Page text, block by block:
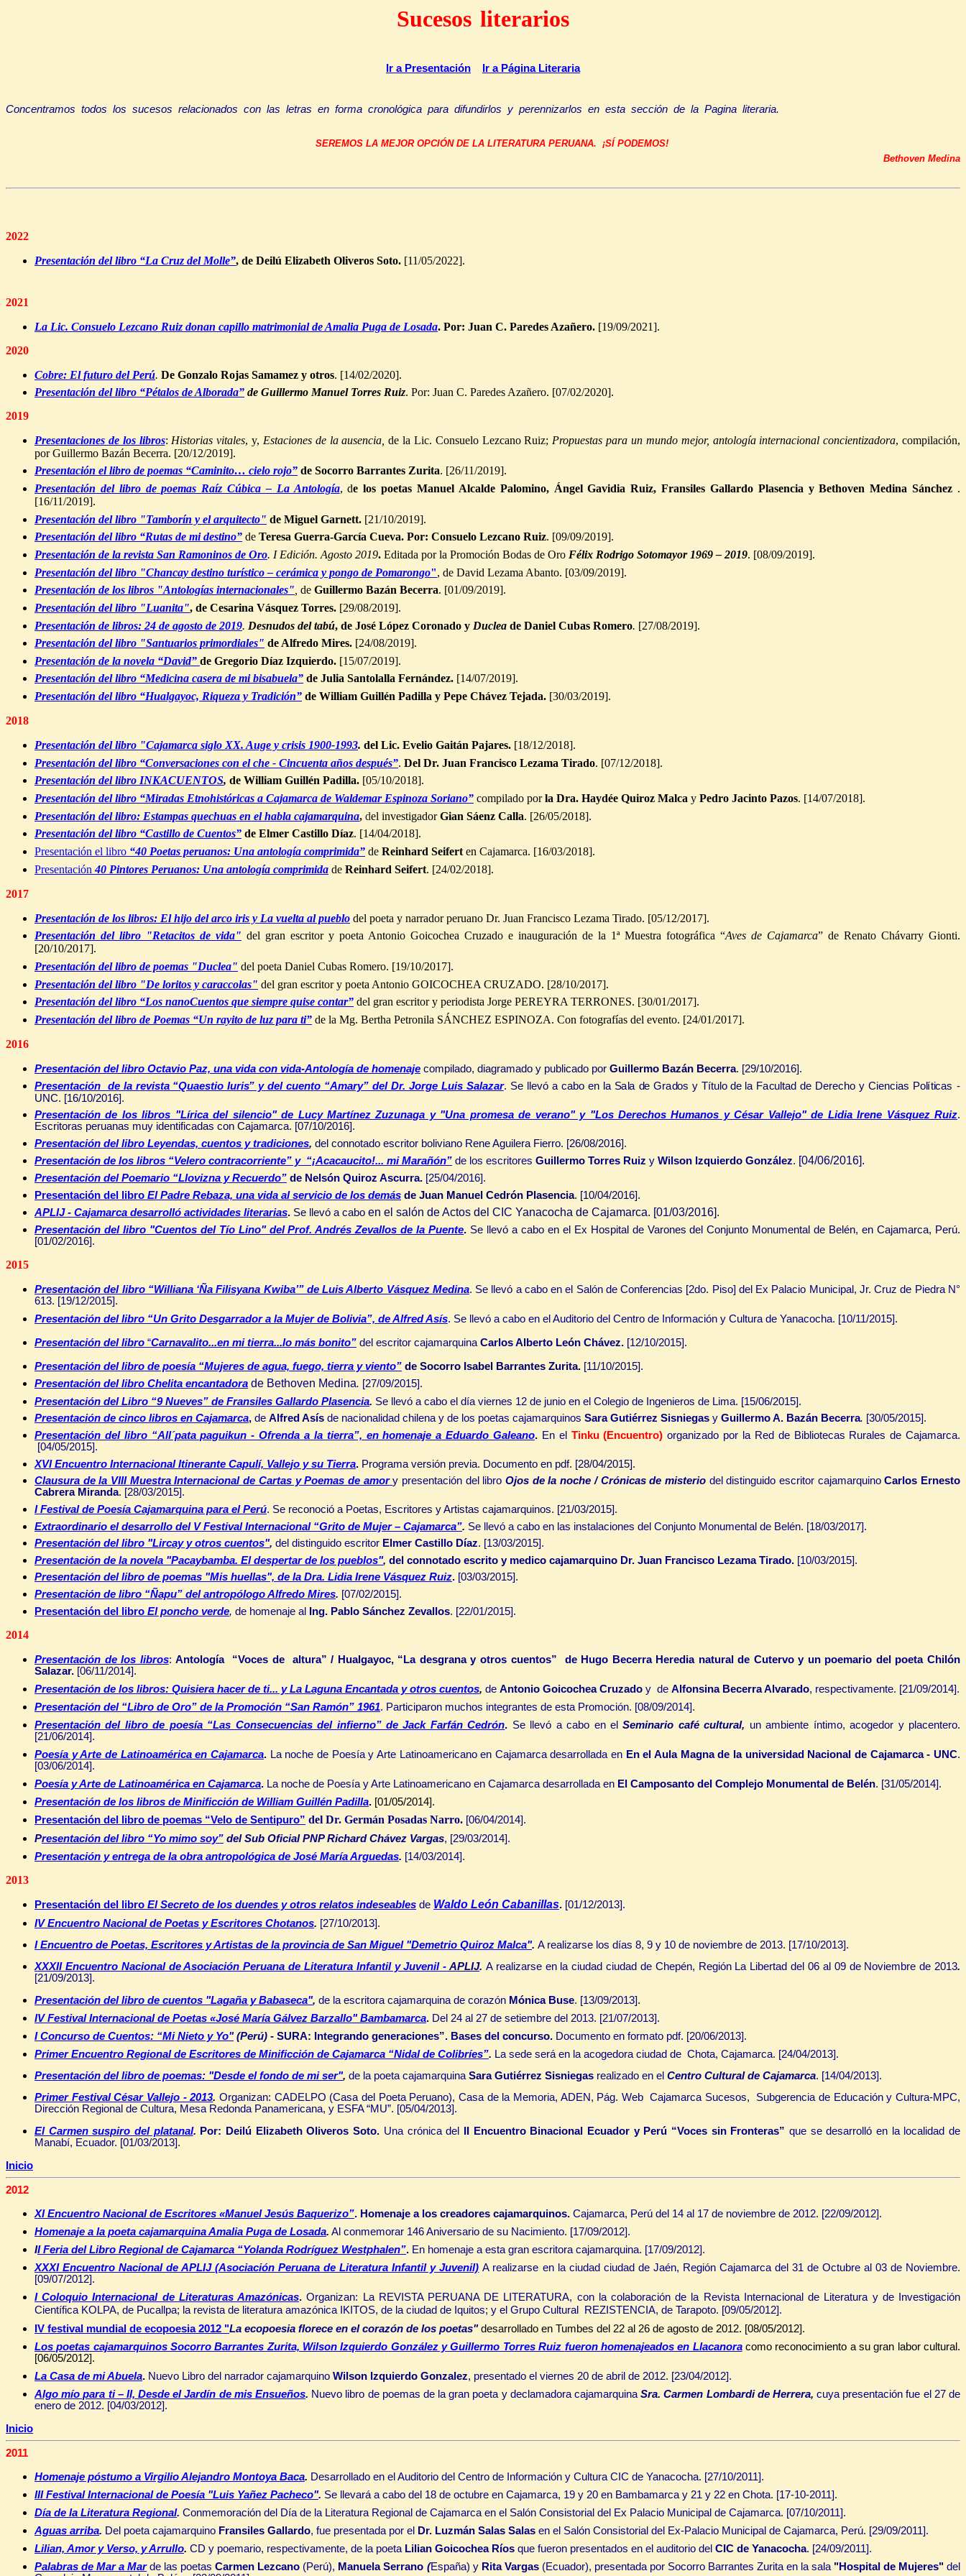
Sucesos literarios
Ir a Presentación Ir a Página Literaria
Concentramos todos los sucesos relacionados con las letras en forma cronológica para difundirlos y perennizarlos en esta sección de la Pagina literaria.
SEREMOS LA MEJOR OPCIÓN DE LA LITERATURA PERUANA. ¡SÍ PODEMOS!
Bethoven Medina
2022
Presentación del libro “La Cruz del Molle”, de Deilú Elizabeth Oliveros Soto. [11/05/2022].
2021
La Lic. Consuelo Lezcano Ruiz donan capillo matrimonial de Amalia Puga de Losada. Por: Juan C. Paredes Azañero. [19/09/2021].
2020
Cobre: El futuro del Perú. De Gonzalo Rojas Samamez y otros. [14/02/2020].
Presentación del libro “Pétalos de Alborada” de Guillermo Manuel Torres Ruiz. Por: Juan C. Paredes Azañero. [07/02/2020].
2019
Presentaciones de los libros: Historias vitales, y, Estaciones de la ausencia,de la Lic. Consuelo Lezcano Ruiz; Propuestas para un mundo mejor, antología internacional concientizadora, compilación,
por Guillermo Bazán Becerra. [20/12/2019].
Presentación el libro de poemas “Caminito… cielo rojo” de Socorro Barrantes Zurita. [26/11/2019].
Presentación del libro de poemas Raíz Cúbica – La Antología, de los poetas Manuel Alcalde Palomino, Ángel Gavidia Ruiz, Fransiles Gallardo Plasencia y Bethoven Medina Sánchez .
[16/11/2019].
Presentación del libro "Tamborín y el arquitecto" de Miguel Garnett. [21/10/2019].
Presentación del libro “Rutas de mi destino” de Teresa Guerra-García Cueva. Por: Consuelo Lezcano Ruiz. [09/09/2019].
Presentación de la revista San Ramoninos de Oro. I Edición. Agosto 2019. Editada por la Promoción Bodas de Oro Félix Rodrigo Sotomayor 1969 – 2019. [08/09/2019].
Presentación del libro "Chancay destino turístico – cerámica y pongo de Pomarongo", de David Lezama Abanto. [03/09/2019].
Presentación de los libros "Antologías internacionales" de Guillermo Bazán Becerra. [01/09/2019].
Presentación del libro "Luanita", de Cesarina Vásquez Torres. [29/08/2019].
Presentación de libros: 24 de agosto de 2019. Desnudos del tabú, de José López Coronado y Duclea de Daniel Cubas Romero. [27/08/2019].
Presentación del libro "Santuarios primordiales" de Alfredo Mires. [24/08/2019].
Presentación de la novela “David” de Gregorio Díaz Izquierdo. [15/07/2019].
Presentación del libro “Medicina casera de mi bisabuela” de Julia Santolalla Fernández. [14/07/2019].
Presentación del libro “Hualgayoc, Riqueza y Tradición” de William Guillén Padilla y Pepe Chávez Tejada. [30/03/2019].
2018
Presentación del libro "Cajamarca siglo XX. Auge y crisis 1900-1993. del Lic. Evelio Gaitán Pajares. [18/12/2018].
Presentación del libro “Conversaciones con el che - Cincuenta años después”. Del Dr. Juan Francisco Lezama Tirado. [07/12/2018].
Presentación del libro INKACUENTOS, de William Guillén Padilla. [05/10/2018].
Presentación del libro “Miradas Etnohistóricas a Cajamarca de Waldemar Espinoza Soriano” compilado porla Dra. Haydée Quiroz Malca y Pedro Jacinto Pazos. [14/07/2018].
Presentación del libro: Estampas quechuas en el habla cajamarquina, del investigadorGian Sáenz Calla. [26/05/2018].
Presentación del libro “Castillo de Cuentos” de Elmer Castillo Díaz. [14/04/2018].
Presentación el libro “40 Poetas peruanos: Una antología comprimida” de Reinhard Seifert en Cajamarca. [16/03/2018].
Presentación40 Pintores Peruanos: Una antología comprimida de Reinhard Seifert. [24/02/2018].
2017
Presentación de los libros: El hijo del arco iris y La vuelta al pueblo del poeta y narrador peruano Dr. Juan Francisco Lezama Tirado. [05/12/2017].
Presentación del libro "Retacitos de vida" del gran escritor y poeta Antonio Goicochea Cruzado e inauguración de la 1ª Muestra fotográfica “Aves de Cajamarca” de Renato Chávarry Gionti.
[20/10/2017].
Presentación del libro de poemas "Duclea" del poeta Daniel Cubas Romero. [19/10/2017].
Presentación del libro "De loritos y caraccolas" del gran escritor y poeta Antonio GOICOCHEA CRUZADO. [28/10/2017].
Presentación del libro “Los nanoCuentos que siempre quise contar” del gran escritor y periodista Jorge PEREYRA TERRONES. [30/01/2017].
Presentación del libro de Poemas “Un rayito de luz para ti” de la Mg. Bertha Petronila SÁNCHEZ ESPINOZA. Con fotografías del evento. [24/01/2017].
2016
Presentación del libro Octavio Paz, una vida con vida-Antología de homenaje compilado, diagramado y publicado por Guillermo Bazán Becerra. [29/10/2016].
Presentación de larevista “Quaestio Iuris” y del cuento“Amary” del Dr. Jorge Luis Salazar. Se llevó a cabo en la Sala de Grados y Título de la Facultad de Derecho y Ciencias Políticas -
UNC. [16/10/2016].
Presentación de los libros "Lírica del silencio" de Lucy Martínez Zuzunaga y "Una promesa de verano" y "Los Derechos Humanos y César Vallejo" de Lidia Irene Vásquez Ruiz.
Escritoras peruanas muy identificadas con Cajamarca. [07/10/2016].
Presentación del libro Leyendas, cuentos y tradiciones, del connotado escritor boliviano Rene Aguilera Fierro. [26/08/2016].
Presentación de los libros “Velero contracorriente” y “¡Acacaucito!... mi Marañón” de los escritores Guillermo Torres Ruiz y Wilson Izquierdo González. [04/06/2016].
Presentación del Poemario “Llovizna y Recuerdo” de Nelsón Quiroz Ascurra. [25/04/2016].
Presentación del libro El Padre Rebaza, una vida al servicio de los demás de Juan Manuel Cedrón Plasencia. [10/04/2016].
APLIJ - Cajamarca desarrolló actividades literarias. Se llevó a cabo en el salón de Actos del CIC Yanacocha de Cajamarca. [01/03/2016].
Presentación del libro "Cuentos del Tío Lino" del Prof. Andrés Zevallos de la Puente. Se llevó a cabo en el Ex Hospital de Varones del Conjunto Monumental de Belén, en Cajamarca, Perú.
[01/02/2016].
2015
Presentación del libro “Williana ‘Ña Filisyana Kwiba’” de Luis Alberto Vásquez Medina. Se llevó a cabo en el Salón de Conferencias [2do. Piso] del Ex Palacio Municipal, Jr. Cruz de Piedra N°
613. [19/12/2015].
Presentación del libro “Un Grito Desgarrador a la Mujer de Bolivia”, de Alfred Asís. Se llevó a cabo en el Auditorio del Centro de Información y Cultura de Yanacocha. [10/11/2015].
Presentación del libro “Carnavalito...en mi tierra...lo más bonito” del escritor cajamarquina Carlos Alberto León Chávez. [12/10/2015].
Presentación del libro de poesía “Mujeres de agua, fuego, tierra y viento” de Socorro Isabel Barrantes Zurita. [11/10/2015].
Presentación del libro Chelita encantadora de Bethoven Medina. [27/09/2015].
Presentación del Libro “9 Nueves” de Fransiles Gallardo Plasencia. Se llevó a cabo el día viernes 12 de junio en el Colegio de Ingenieros de Lima. [15/06/2015].
Presentación de cinco libros en Cajamarca, de Alfred Asís de nacionalidad chilena y de los poetas cajamarquinos Sara Gutiérrez Sisniegas y Guillermo A. Bazán Becerra. [30/05/2015].
Presentación del libro “All´pata paguikun - Ofrenda a la tierra”, en homenaje a Eduardo Galeano. En el Tinku (Encuentro)organizado por la Red de Bibliotecas Rurales de Cajamarca.
[04/05/2015].
XVI Encuentro Internacional Itinerante Capulí, Vallejo y su Tierra. Programa versión previa. Documento en pdf. [28/04/2015].
Clausura de la VIII Muestra Internacional de Cartas y Poemas de amor y presentación del libroOjos de la noche / Crónicas de misteriodel distinguido escritor cajamarquinoCarlos Ernesto
Cabrera Miranda. [28/03/2015].
I Festival de Poesía Cajamarquina para el Perú. Se reconoció a Poetas, Escritores y Artistas cajamarquinos. [21/03/2015].
Extraordinario el desarrollo del V Festival Internacional “Grito de Mujer – Cajamarca”. Se llevó a cabo en las instalaciones del Conjunto Monumental de Belén. [18/03/2017].
Presentación dellibro "Lircay y otros cuentos", del distinguido escritor Elmer Castillo Díaz. [13/03/2015].
Presentación de la novela "Pacaybamba. El despertar de los pueblos", del connotado escrito y medico cajamarquino Dr. Juan Francisco Lezama Tirado. [10/03/2015].
Presentación del libro de poemas "Mis huellas", de la Dra. Lidia Irene Vásquez Ruiz. [03/03/2015].
Presentación de libro “Ñapu” del antropólogo Alfredo Mires. [07/02/2015].
Presentación del libro El poncho verde, de homenaje al Ing. Pablo Sánchez Zevallos. [22/01/2015].
2014
Presentación de los libros:Antología “Voces de altura” / Hualgayoc, “La desgrana y otros cuentos” de Hugo Becerra Heredia natural de Cutervo y un poemario del poeta Chilón
Salazar. [06/11/2014].
Presentación de los libros: Quisiera hacer de ti... y La Laguna Encantada y otros cuentos, de Antonio Goicochea Cruzado y de Alfonsina Becerra Alvarado, respectivamente. [21/09/2014].
Presentación del “Libro de Oro” de la Promoción “San Ramón” 1961. Participaron muchos integrantes de esta Promoción. [08/09/2014].
Presentación del libro de poesía “Las Consecuencias del infierno” de Jack Farfán Cedrón. Se llevó a cabo en elSeminario café cultural, un ambiente íntimo, acogedor y placentero.
[21/06/2014].
Poesía y Arte de Latinoamérica en Cajamarca. La noche de Poesía y Arte Latinoamericano en Cajamarca desarrollada en En el Aula Magna de la universidad Nacional de Cajamarca - UNC.
[03/06/2014].
Poesía y Arte de Latinoamérica en Cajamarca. La noche de Poesía y Arte Latinoamericano en Cajamarca desarrollada en El Camposanto del Complejo Monumental de Belén. [31/05/2014].
Presentación de los libros de Minificción de William Guillén Padilla. [01/05/2014].
Presentación del libro de poemas “Velo de Sentipuro” del Dr. Germán Posadas Narro. [06/04/2014].
Presentación del libro “Yo mimo soy” del Sub Oficial PNP Richard Chávez Vargas, [29/03/2014].
Presentación y entrega de la obra antropológica de José María Arguedas. [14/03/2014].
2013
Presentación del libro El Secreto de los duendes y otros relatos indeseables de Waldo León Cabanillas. [01/12/2013].
IV Encuentro Nacional de Poetas y Escritores Chotanos. [27/10/2013].
I Encuentro de Poetas, Escritores y Artistas de la provincia de San Miguel "Demetrio Quiroz Malca". A realizarse los días 8, 9 y 10 de noviembre de 2013. [17/10/2013].
XXXII Encuentro Nacional de Asociación Peruana de Literatura Infantil y Juvenil -APLIJ. A realizarse en la ciudad ciudad de Chepén, Región La Libertad del 06 al 09 de Noviembre de 2013.
[21/09/2013].
Presentación del libro de cuentos "Lagaña y Babaseca", de la escritora cajamarquina de corazón Mónica Buse. [13/09/2013].
IV Festival Internacional de Poetas «José María Gálvez Barzallo" Bambamarca. Del 24 al 27 de setiembre del 2013. [21/07/2013].
I Concurso de Cuentos: “Mi Nieto y Yo"(Perú) - SURA: Integrando generaciones”. Bases del concurso. Documento en formato pdf. [20/06/2013].
Primer Encuentro Regional de Escritores de Minificción de Cajamarca “Nidal de Colibríes”. La sede será en la acogedora ciudad de Chota, Cajamarca. [24/04/2013].
Presentación del libro de poemas: "Desde el fondo de mi ser", de la poeta cajamarquina Sara Gutiérrez Sisniegas realizado en el Centro Cultural de Cajamarca. [14/04/2013].
Primer Festival César Vallejo - 2013. Organizan: CADELPO (Casa del Poeta Peruano), Casa de la Memoria, ADEN, Pág. Web Cajamarca Sucesos, Subgerencia de Educación y Cultura-MPC,
Dirección Regional de Cultura, Mesa Redonda Panamericana, y ESFA “MU”. [05/04/2013].
El Carmen suspiro del platanal. Por: Deilú Elizabeth Oliveros Soto. Una crónica del II Encuentro Binacional Ecuador y Perú “Voces sin Fronteras” que se desarrolló en la localidad de
Manabí, Ecuador. [01/03/2013].
Inicio
2012
XI Encuentro Nacional de Escritores «Manuel Jesús Baquerizo”. Homenaje a los creadores cajamarquinos. Cajamarca, Perú del 14 al 17 de noviembre de 2012. [22/09/2012].
Homenaje a la poeta cajamarquina Amalia Puga de Losada. Al conmemorar 146 Aniversario de su Nacimiento. [17/09/2012].
II Feria del Libro Regional de Cajamarca “Yolanda Rodríguez Westphalen”. En homenaje a esta gran escritora cajamarquina. [17/09/2012].
XXXI Encuentro Nacional de APLIJ (Asociación Peruana de Literatura Infantil y Juvenil) A realizarse en la ciudad ciudad de Jaén, Región Cajamarca del 31 de Octubre al 03 de Noviembre.
[09/07/2012].
I Coloquio Internacional de Literaturas Amazónicas.Organizan: La REVISTA PERUANA DE LITERATURA, con la colaboración de la Revista Internacional de Literatura y de Investigación
Científica KOLPA, de Pucallpa; la revista de literatura amazónica IKITOS, de la ciudad de Iquitos; y el Grupo Cultural REZISTENCIA, de Tarapoto. [09/05/2012].
IV festival mundial de ecopoesia 2012 "La ecopoesia florece en el corazón de los poetas" desarrollado en Tumbes del 22 al 26 de agosto de 2012. [08/05/2012].
Los poetas cajamarquinosSocorro Barrantes Zurita, Wilson Izquierdo González y Guillermo Torres Ruiz fueron homenajeados en Llacanora como reconocimiento a su gran labor cultural.
[06/05/2012].
La Casa de mi Abuela. Nuevo Libro del narrador cajamarquino Wilson Izquierdo Gonzalez, presentado el viernes 20 de abril de 2012. [23/04/2012].
Algo mío para ti – II, Desde el Jardín de mis Ensueños. Nuevo libro de poemas de la gran poeta y declamadora cajamarquina Sra. Carmen Lombardi de Herrera,cuya presentación fue el 27 de
enero de 2012. [04/03/2012].
Inicio
2011
Homenaje póstumo a Virgilio Alejandro Montoya Baca. Desarrollado en el Auditorio del Centro de Información y Cultura CIC de Yanacocha. [27/10/2011].
III Festival Internacional de Poesía "Luis Yañez Pacheco". Se llevará a cabo del 18 de octubre en Cajamarca, 19 y 20 en Bambamarca y 21 y 22 en Chota. [17-10-2011].
Día de la Literatura Regional. Conmemoración del Día de la Literatura Regional de Cajamarca en el Salón Consistorial del Ex Palacio Municipal de Cajamarca. [07/10/2011].
Aguas arriba. Del poeta cajamarquino Fransiles Gallardo, fue presentada por el Dr. Luzmán Salas Salas en el Salón Consistorial del Ex-Palacio Municipal de Cajamarca, Perú. [29/09/2011].
Lilian, Amor y Verso, y Arrullo. CD y poemario, respectivamente, de la poeta Lilian Goicochea Ríos que fueron presentados en el auditorio del CIC de Yanacocha. [24/09/2011].
Palabras de Mar a Mar de las poetas Carmen Lezcano (Perú), Manuela Serrano (España) y Rita Vargas (Ecuador), presentada por Socorro Barrantes Zurita en la sala "Hospital de Mujeres" del